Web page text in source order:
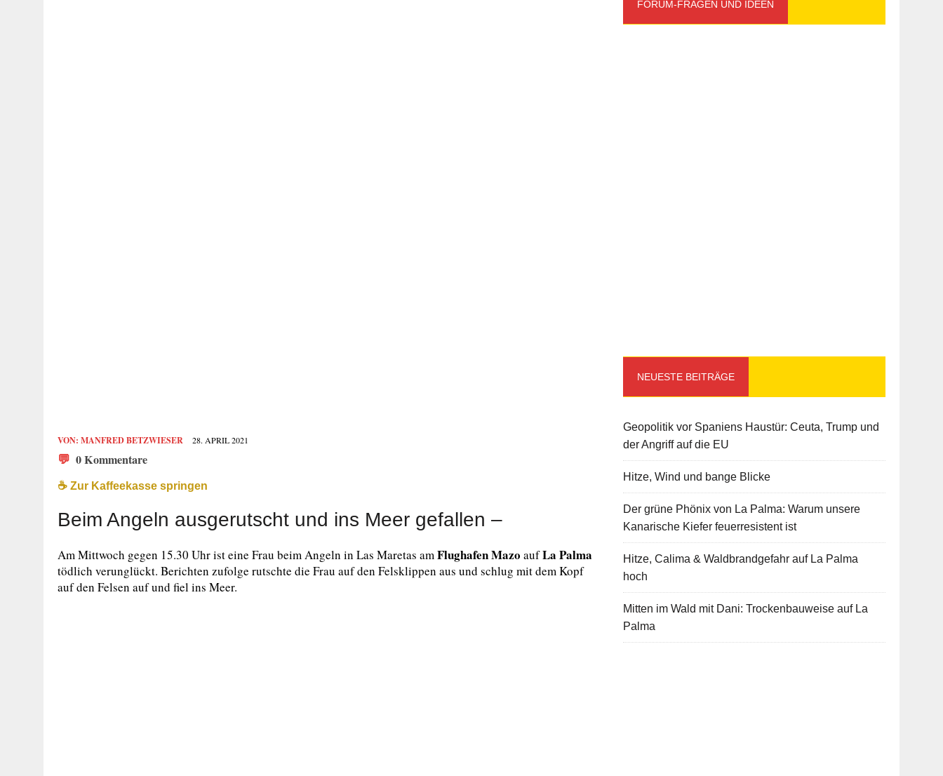
VON: MANFRED BETZWIESER 28. APRIL 2021
💬 0 Kommentare
☕️ Zur Kaffeekasse springen
Beim Angeln ausgerutscht und ins Meer gefallen –
Am Mittwoch gegen 15.30 Uhr ist eine Frau beim Angeln in Las Maretas amFlughafen Mazo aufLa Palma
tödlich verunglückt. Berichten zufolge rutschte die Frau auf den Felsklippen aus und schlug mit dem Kopf
auf den Felsen auf und fiel ins Meer.
FORUM-FRAGEN UND IDEEN
NEUESTE BEITRÄGE
Geopolitik vor Spaniens Haustür: Ceuta, Trump und
der Angriff auf die EU
Hitze, Wind und bange Blicke
Der grüne Phönix von La Palma: Warum unsere
Kanarische Kiefer feuerresistent ist
Hitze, Calima & Waldbrandgefahr auf La Palma
hoch
Mitten im Wald mit Dani: Trockenbauweise auf La
Palma